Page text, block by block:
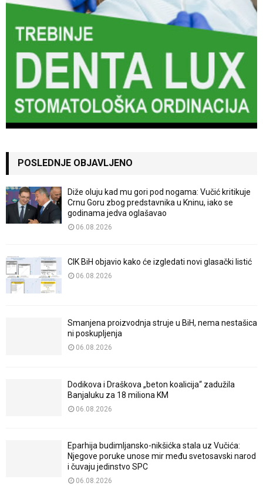
POSLEDNJE OBJAVLJENO
Diže oluju kad mu gori pod nogama: Vučić kritikuje
Crnu Goru zbog predstavnika u Kninu, iako se
godinama jedva oglašavao
06.08.2026
CIK BiH objavio kako će izgledati novi glasački listić
06.08.2026
Smanjena proizvodnja struje u BiH, nema nestašica
ni poskupljenja
06.08.2026
Dodikova i Draškova „beton koalicija“ zadužila
Banjaluku za 18 miliona KM
06.08.2026
Eparhija budimljansko-nikšićka stala uz Vučića:
Njegove poruke unose mir među svetosavski narod
i čuvaju jedinstvo SPC
06.08.2026